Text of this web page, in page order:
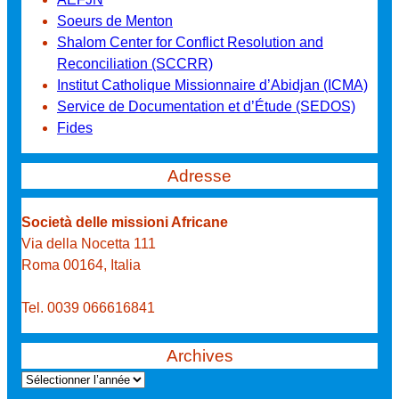
Soeurs de Menton
Shalom Center for Conflict Resolution and
Reconciliation (SCCRR)
Institut Catholique Missionnaire d’Abidjan (ICMA)
Service de Documentation et d’Étude (SEDOS)
Fides
Adresse
Società delle missioni Africane
Via della Nocetta 111
Roma 00164, Italia
Tel. 0039 066616841
Archives
A